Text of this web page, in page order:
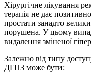
Хірургічне лікування
терапія не дає
простати занадто
порушена. У цьому
видалення зміненої
Залежно від типу
ДГПЗ може бути: